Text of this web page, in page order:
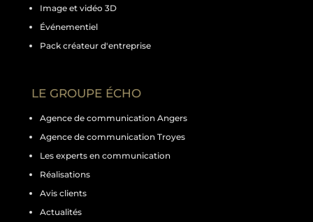
Image et vidéo 3D
Événementiel
Pack créateur d'entreprise
LE GROUPE ÉCHO
Agence de communication Angers
Agence de communication Troyes
Les experts en communication
Réalisations
Avis clients
Actualités